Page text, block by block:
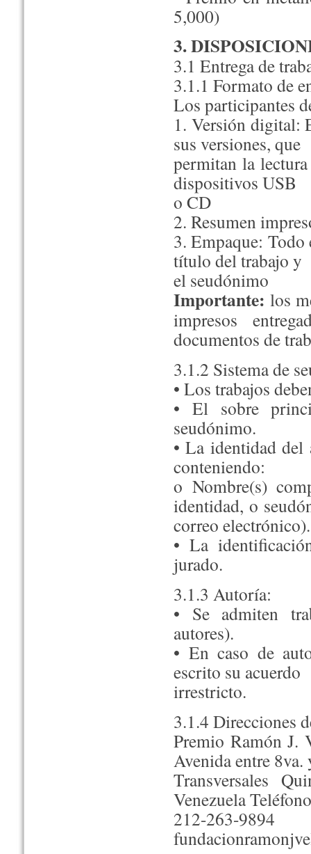
5,000)
3.
3.1 Entrega de
3.1.1 Formato de
Los participantes
1. Versión digital:
sus versiones, que
permitan la
dispositivos USB
o CD
2. Resumen
3. Empaque:
título del trabajo y
el seudónimo
Importante: los
impresos
documentos de
3.1.2 Sistema de
• Los trabajos
• El sobre
seudónimo.
• La identidad del
conteniendo:
o Nombre(s)
identidad, o
correo electrónico).
• La
jurado.
3.1.3 Autoría:
• Se admiten
autores).
• En caso de
escrito su acuerdo
irrestricto.
3.1.4 Direcciones
Premio Ramón J.
Avenida entre 8va.
Transversales
Venezuela
212-263-